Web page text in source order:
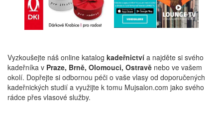
Vyzkoušejte náš online katalog kadeřnictví a najděte si svého
kadeřníka v Praze, Brně, Olomouci, Ostravě nebo ve vašem
okolí. Dopřejte si odbornou péči o vaše vlasy od doporučených
kadeřnických studií a využijte k tomu Mujsalon.com jako svého
rádce přes vlasové služby.